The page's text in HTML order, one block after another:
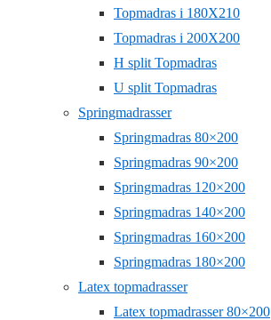
Topmadras i 180X210
Topmadras i 200X200
H split Topmadras
U split Topmadras
Springmadrasser
Springmadras 80×200
Springmadras 90×200
Springmadras 120×200
Springmadras 140×200
Springmadras 160×200
Springmadras 180×200
Latex topmadrasser
Latex topmadrasser 80×200